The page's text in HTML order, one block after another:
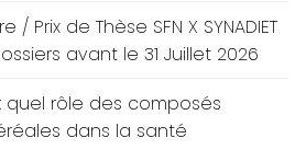
Prix de Thèse SFN X SYNADIET
avant le 31 Juillet 2026
quel rôle des composés
dans la santé